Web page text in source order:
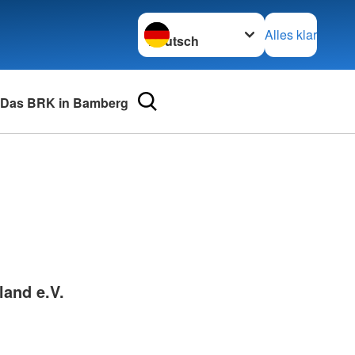
Sprache wechseln zu
Alles klar
Das BRK in Bamberg
und Lob
e.V.